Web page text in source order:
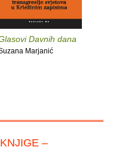
Davnih dana
Marjanić
–